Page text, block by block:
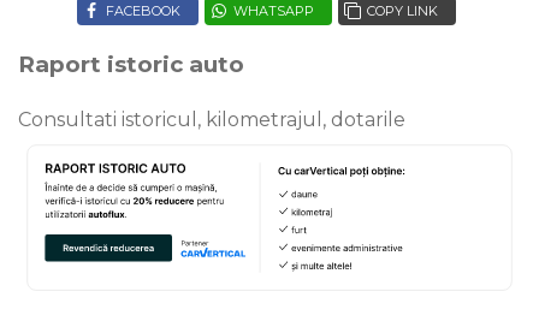
FACEBOOK WHATSAPP COPY LINK
Raport istoric auto
Consultati istoricul, kilometrajul, dotarile